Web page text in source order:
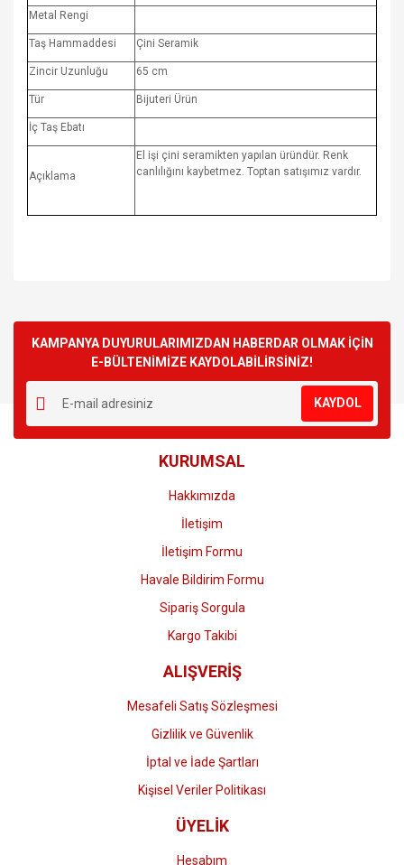
Metal Rengi
Taş Hammaddesi Çini Seramik
Zincir Uzunluğu 65 cm
Tür Bijuteri Ürün
İç Taş Ebatı
Açıklama
El işi çini seramikten yapılan üründür. Renk
canlılığını kaybetmez. Toptan satışımız vardır.
Yorum Yaz
kullanarak tarafımıza iletebilirsiniz.
Görüş ve önerileriniz için teşekkür ederiz.
Ürün resmi kalitesiz, bozuk veya görüntülenemiyor.
Ürün açıklamasında eksik bilgiler bulunuyor.
Ürün bilgilerinde hatalar bulunuyor.
Ürün fiyatı diğer sitelerden daha pahalı.
Gönder
KAMPANYA DUYURULARIMIZDAN HABERDAR OLMAK İÇİN
E-BÜLTENİMİZE KAYDOLABİLİRSİNİZ!
KAYDOL
KURUMSAL
Hakkımızda
İletişim
İletişim Formu
Havale Bildirim Formu
Sipariş Sorgula
Kargo Takibi
ALIŞVERİŞ
Mesafeli Satış Sözleşmesi
Gizlilik ve Güvenlik
İptal ve İade Şartları
Kişisel Veriler Politikası
ÜYELİK
Hesabım